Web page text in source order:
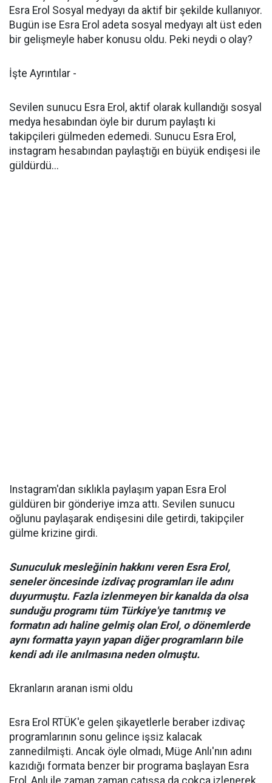
Esra Erol Sosyal medyayı da aktif bir şekilde kullanıyor.
Bugün ise Esra Erol adeta sosyal medyayı alt üst eden
bir gelişmeyle haber konusu oldu. Peki neydi o olay?
İşte Ayrıntılar -
Sevilen sunucu Esra Erol, aktif olarak kullandığı sosyal
medya hesabından öyle bir durum paylaştı ki
takipçileri gülmeden edemedi. Sunucu Esra Erol,
instagram hesabından paylaştığı en büyük endişesi ile
güldürdü...
Instagram'dan sıklıkla paylaşım yapan Esra Erol
güldüren bir gönderiye imza attı. Sevilen sunucu
oğlunu paylaşarak endişesini dile getirdi, takipçiler
gülme krizine girdi.
Sunuculuk mesleğinin hakkını veren Esra Erol,
seneler öncesinde izdivaç programları ile adını
duyurmuştu. Fazla izlenmeyen bir kanalda da olsa
sunduğu programı tüm Türkiye'ye tanıtmış ve
formatın adı haline gelmiş olan Erol, o dönemlerde
aynı formatta yayın yapan diğer programların bile
kendi adı ile anılmasına neden olmuştu.
Ekranların aranan ismi oldu
Esra Erol RTÜK'e gelen şikayetlerle beraber izdivaç
programlarının sonu gelince işsiz kalacak
zannedilmişti. Ancak öyle olmadı, Müge Anlı'nın adını
kazıdığı formata benzer bir programa başlayan Esra
Erol, Anlı ile zaman zaman çatışsa da çokça izlenerek